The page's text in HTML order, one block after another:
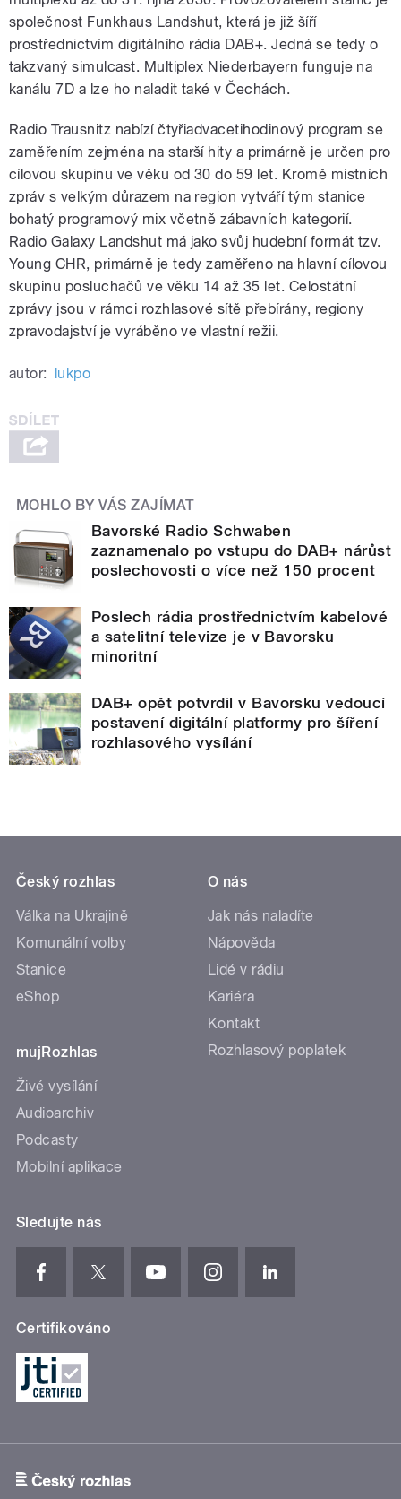
společnost Funkhaus Landshut, která je již šíří
prostřednictvím digitálního rádia DAB+. Jedná se tedy o
takzvaný simulcast. Multiplex Niederbayern funguje na
kanálu 7D a lze ho naladit také v Čechách.
Radio Trausnitz nabízí čtyřiadvacetihodinový program se
zaměřením zejména na starší hity a primárně je určen pro
cílovou skupinu ve věku od 30 do 59 let. Kromě místních
zpráv s velkým důrazem na region vytváří tým stanice
bohatý programový mix včetně zábavních kategorií.
Radio Galaxy Landshut má jako svůj hudební formát tzv.
Young CHR, primárně je tedy zaměřeno na hlavní cílovou
skupinu posluchačů ve věku 14 až 35 let. Celostátní
zprávy jsou v rámci rozhlasové sítě přebírány, regiony
zpravodajství je vyráběno ve vlastní režii.
autor: lukpo
MOHLO BY VÁS ZAJÍMAT
Bavorské Radio Schwaben
zaznamenalo po vstupu do DAB+ nárůst
poslechovosti o více než 150 procent
Poslech rádia prostřednictvím kabelové
a satelitní televize je v Bavorsku
minoritní
DAB+ opět potvrdil v Bavorsku vedoucí
postavení digitální platformy pro šíření
rozhlasového vysílání
Český rozhlas
Válka na Ukrajině
Komunální volby
Stanice
eShop
mujRozhlas
Živé vysílání
Audioarchiv
Podcasty
Mobilní aplikace
O nás
Jak nás naladíte
Nápověda
Lidé v rádiu
Kariéra
Kontakt
Rozhlasový poplatek
Sledujte nás
Certifikováno